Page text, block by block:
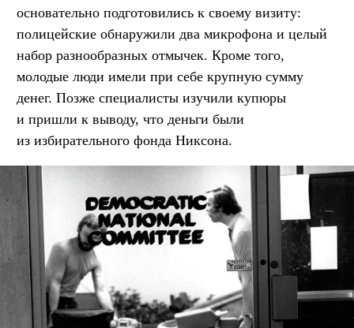
основательно подготовились к своему визиту:
полицейские обнаружили два микрофона и целый
набор разнообразных отмычек. Кроме того,
молодые люди имели при себе крупную сумму
денег. Позже специалисты изучили купюры
и пришли к выводу, что деньги были
из избирательного фонда Никсона.